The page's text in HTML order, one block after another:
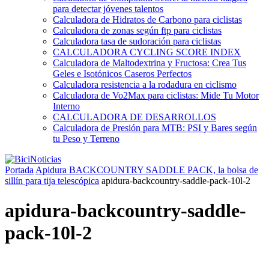
para detectar jóvenes talentos
Calculadora de Hidratos de Carbono para ciclistas
Calculadora de zonas según ftp para ciclistas
Calculadora tasa de sudoración para ciclistas
CALCULADORA CYCLING SCORE INDEX
Calculadora de Maltodextrina y Fructosa: Crea Tus
Geles e Isotónicos Caseros Perfectos
Calculadora resistencia a la rodadura en ciclismo
Calculadora de Vo2Max para ciclistas: Mide Tu Motor
Interno
CALCULADORA DE DESARROLLOS
Calculadora de Presión para MTB: PSI y Bares según
tu Peso y Terreno
Portada Apidura BACKCOUNTRY SADDLE PACK, la bolsa de
sillín para tija telescópica apidura-backcountry-saddle-pack-10l-2
apidura-backcountry-saddle-
pack-10l-2